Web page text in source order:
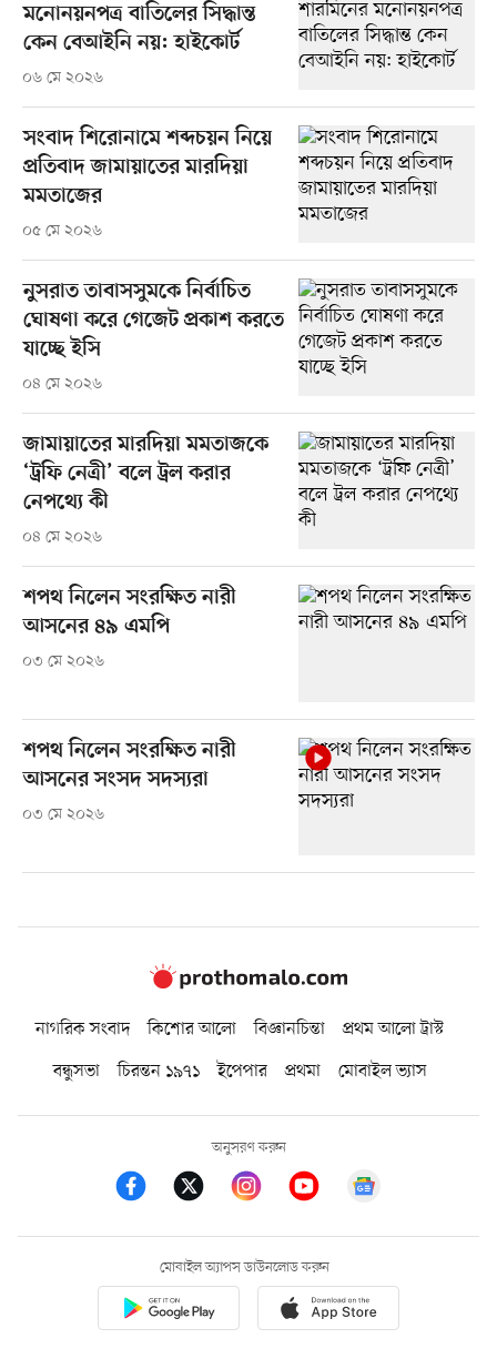
মনোনয়নপত্র বাতিলের সিদ্ধান্ত
কেন বেআইনি নয়: হাইকোর্ট
০৬ মে ২০২৬
সংবাদ শিরোনামে শব্দচয়ন নিয়ে
প্রতিবাদ জামায়াতের মারদিয়া
মমতাজের
০৫ মে ২০২৬
নুসরাত তাবাসসুমকে নির্বাচিত
ঘোষণা করে গেজেট প্রকাশ করতে
যাচ্ছে ইসি
০৪ মে ২০২৬
জামায়াতের মারদিয়া মমতাজকে
‘ট্রফি নেত্রী’ বলে ট্রল করার
নেপথ্যে কী
০৪ মে ২০২৬
শপথ নিলেন সংরক্ষিত নারী
আসনের ৪৯ এমপি
০৩ মে ২০২৬
শপথ নিলেন সংরক্ষিত নারী
আসনের সংসদ সদস্যরা
০৩ মে ২০২৬
নাগরিক সংবাদ কিশোর আলো বিজ্ঞানচিন্তা
প্রথম আলো ট্রাস্ট
বন্ধুসভা
চিরন্তন ১৯৭১ ইপেপার প্রথমা মোবাইল ভ্যাস
অনুসরণ করুন
মোবাইল অ্যাপস ডাউনলোড করুন